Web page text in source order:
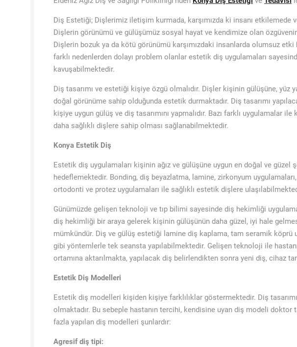
Diş Estetiği; Dişlerimiz iletişim kurmada, karşımızda ki insanı
Dişlerin görünümü ve gülüşümüz sosyal hayat ve kendimize olan
Dişlerin bozuk ya da kötü görünümü karşımızdaki insanlarda olumsuz etki
farklı nedenlerden dolayı problem olanlar estetik diş uygulamaları
kavuşabilmektedir.
Diş tasarımı ve estetiği kişiye özgü olmalıdır. Dişler kişinin gülüşüne, yüz
doğal görünüme sahip olduğunda estetik durmaktadır. Diş tasarımı
kişiye uygun gülüş ve diş tasarımını yapmalıdır. Bazı farklı uygulamalar
daha sağlıklı dişlere sahip olması sağlanabilmektedir.
Konya Estetik Diş
Estetik diş uygulamaları kişinin ağız ve gülüşüne uygun en doğal ve güzel
hedeflemektedir. Bonding, diş beyazlatma, lamine, zirkonyum
ortodonti ve protez uygulamaları ile sağlıklı estetik dişlere
Günümüzde gelişen teknoloji ve tıp bilimi sayesinde diş hekimliği
diş hekimliği bir araya gelerek kişinin gülüşünün daha güzel, iyi hale
mümkündür. Diş ve gülüş estetiği lamine diş kaplama, tam seramik köprü
gibi yöntemlerle tek seansta yapılabilmektedir. Gelişen teknoloji ile
ortamına aktarılmakta, yapılacak diş belirlendikten sonra yeni diş, cihaz
Estetik Diş Modelleri
Estetik diş modelleri kişiden kişiye farklılıklar göstermektedir. Diş
olmaktadır. Bu sebeple hastanın tercihi, kendisine uyan diş modeli doktor
fazla yapılan diş modelleri şunlardır:
Agresif diş tipi: